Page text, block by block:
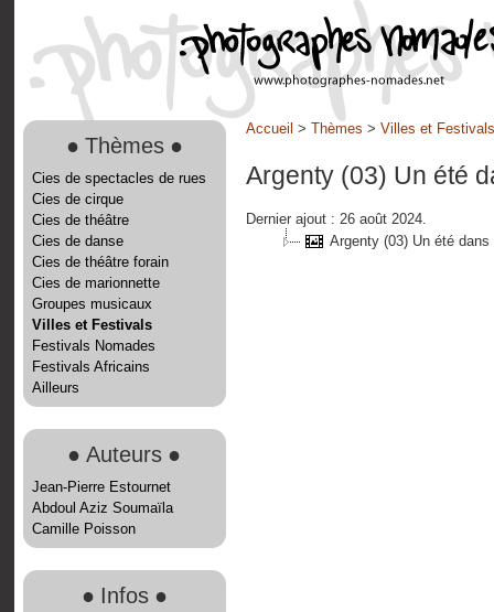
● Thèmes ●
Cies de spectacles de rues
Cies de cirque
Cies de théâtre
Cies de danse
Cies de théâtre forain
Cies de marionnette
Groupes musicaux
Villes et Festivals
Festivals Nomades
Festivals Africains
Ailleurs
● Auteurs ●
Jean-Pierre Estournet
Abdoul Aziz Soumaïla
Camille Poisson
● Infos ●
Accueil > Thèmes > Villes et Festivals
Argenty (03) Un été
Dernier ajout : 26 août 2024.
Argenty (03) Un été